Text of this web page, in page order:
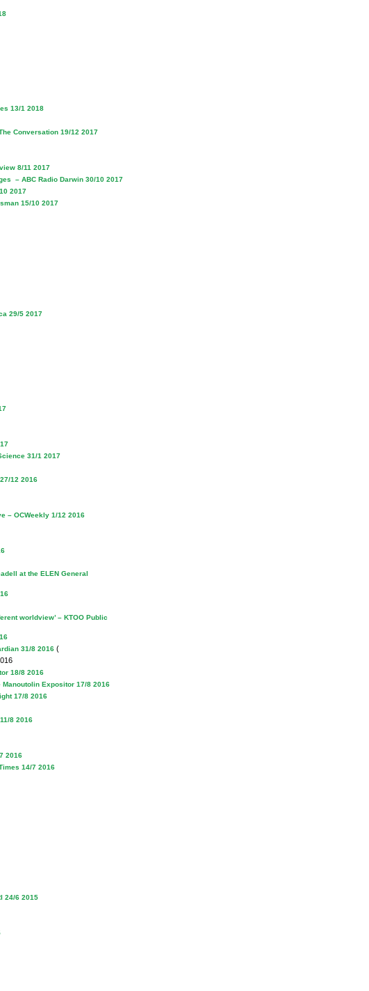
13/1 2018
Conversation 19/12 2017
8/11 2017
– ABC Radio Darwin 30/10 2017
2017
15/10 2017
29/5 2017
31/1 2017
12 2016
– OCWeekly 1/12 2016
at the ELEN General
worldview’ – KTOO Public
31/8 2016 (
18/8 2016
Manoutolin Expositor 17/8 2016
17/8 2016
8 2016
2016
14/7 2016
24/6 2015